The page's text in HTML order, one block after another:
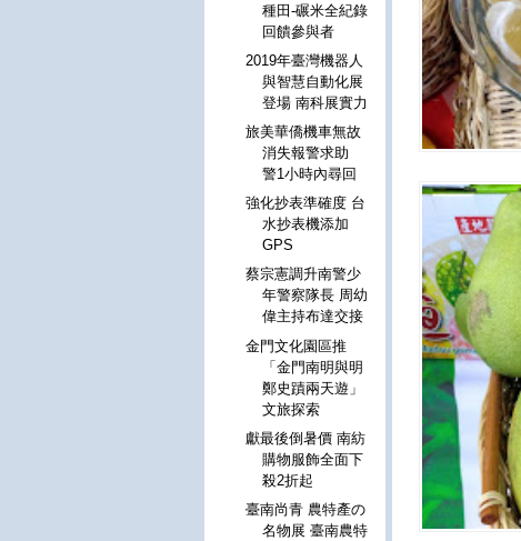
種田-碾米全紀錄
回饋參與者
2019年臺灣機器人
與智慧自動化展
登場 南科展實力
旅美華僑機車無故
消失報警求助
警1小時內尋回
強化抄表準確度 台
水抄表機添加
GPS
蔡宗憲調升南警少
年警察隊長 周幼
偉主持布達交接
金門文化園區推
「金門南明與明
鄭史蹟兩天遊」
文旅探索
獻最後倒暑價 南紡
購物服飾全面下
殺2折起
臺南尚青 農特產の
名物展 臺南農特